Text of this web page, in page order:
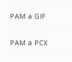
PAM a GIF
PAM a PCX